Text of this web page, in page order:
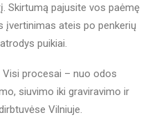
Skirtumą pajusite vos paėmę
įvertinimas ateis po penkerių
puikiai.
Visi procesai – nuo odos
siuvimo iki graviravimo ir
Vilniuje.